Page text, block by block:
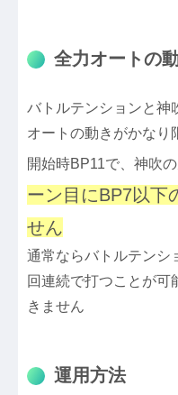
全力オートの
バトルテンションと神
オートの動きがかなり
開始時BP11で、神吹
ーン目にBP7以下
せん
通常ならバトルテンシ
回連続で打つことが可
きません
運用方法